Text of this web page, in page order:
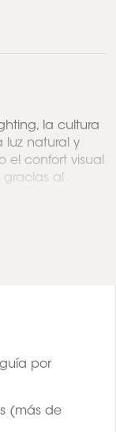
la cultura
luz natural y
el confort visual
al
por
(más de